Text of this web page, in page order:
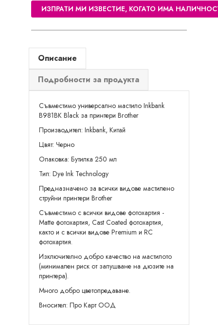
ИЗПРАТИ МИ ИЗВЕСТИЕ, КОГАТО ИМА
Описание
Подробности за продукта
Съвместимо универсално мастило Inkbank
B981BK Black за принтери Brother
Производител: Inkbank, Китай
Цвят: Черно
Опаковка: Бутилка 250 мл
Тип: Dye Ink Technology
Предназначенo за всички видове мастилено
струйни принтери Brother
Съвместимо с всички видове фотохартия -
Matte фотохартия, Cast Coated фотохартия,
както и с всички видове Premium и RC
фотохартия.
Изключително добро качество на мастилото
(минимален риск от запушване на дюзите на
принтера).
Много добро цветопредаване.
Вносител: Про Карт ООД